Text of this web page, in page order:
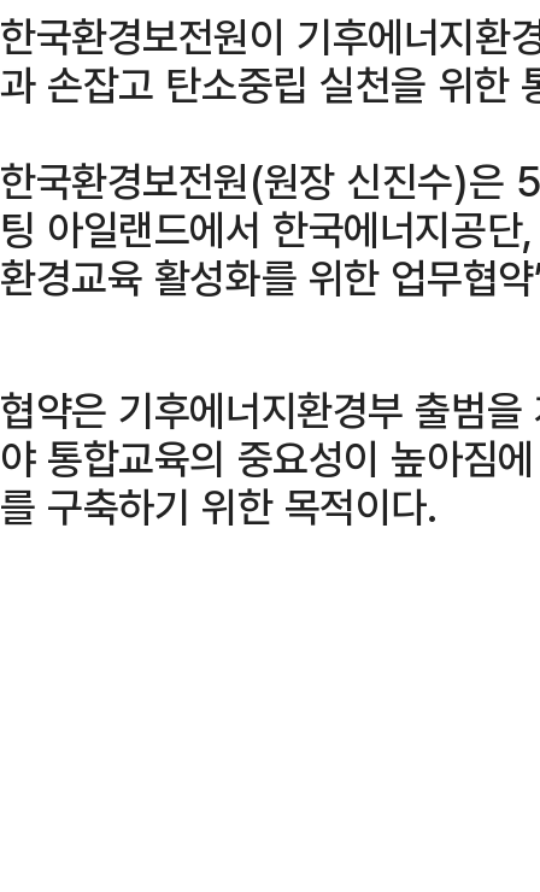
한국환경보전원이 기후에너지환
과 손잡고 탄소중립 실천을 위한
한국환경보전원(원장 신진수)은
팅 아일랜드에서 한국에너지공단
환경교육 활성화를 위한 업무협
협약은 기후에너지환경부 출범을
야 통합교육의 중요성이 높아짐
를 구축하기 위한 목적이다.